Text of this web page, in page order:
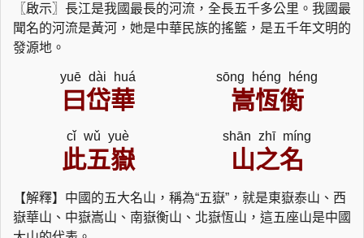
〖啟示〗長江是我國最長的河流，全長五千多公里。我國最
聞名的河流是黃河，她是中華民族的搖籃，是五千年文明的
發源地。
yuē dài huá sōng héng héng
曰岱華 嵩恆衡
cǐ wǔ yuè shān zhī míng
此五嶽 山之名
【解釋】中國的五大名山，稱為“五嶽”，就是東嶽泰山、西
嶽華山、中嶽嵩山、南嶽衡山、北嶽恆山，這五座山是中國